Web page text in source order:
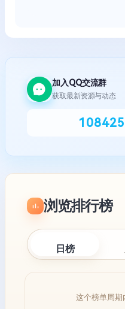
加入QQ交流群
获取最新资源与动态
浏览排行榜
日榜
这个榜单周期